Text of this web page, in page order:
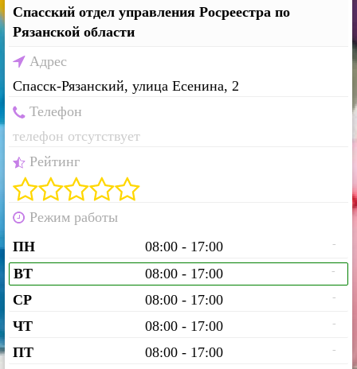
Спасский отдел управления Росреестра по
Рязанской области
Адрес
Спасск-Рязанский, улица Есенина, 2
Телефон
телефон отсутствует
Рейтинг
Режим работы
ПН
08:00 - 17:00 -
ВТ 08:00 - 17:00 -
СР 08:00 - 17:00 -
ЧТ 08:00 - 17:00 -
ПТ 08:00 - 17:00 -